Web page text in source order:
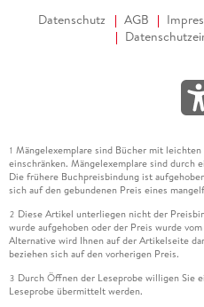
Datenschutz AGB
1 Mängelexemplare sind Bücher mit
einschränken. Mängelexemplare sind durch
Die frühere Buchpreisbindung ist
sich auf den gebundenen Preis eines
2 Diese Artikel unterliegen nicht der
wurde aufgehoben oder der Preis wurde
Alternative wird Ihnen auf der Artikelseite
beziehen sich auf den vorherigen Preis.
3 Durch Öffnen der Leseprobe willigen Sie
Leseprobe übermittelt werden.